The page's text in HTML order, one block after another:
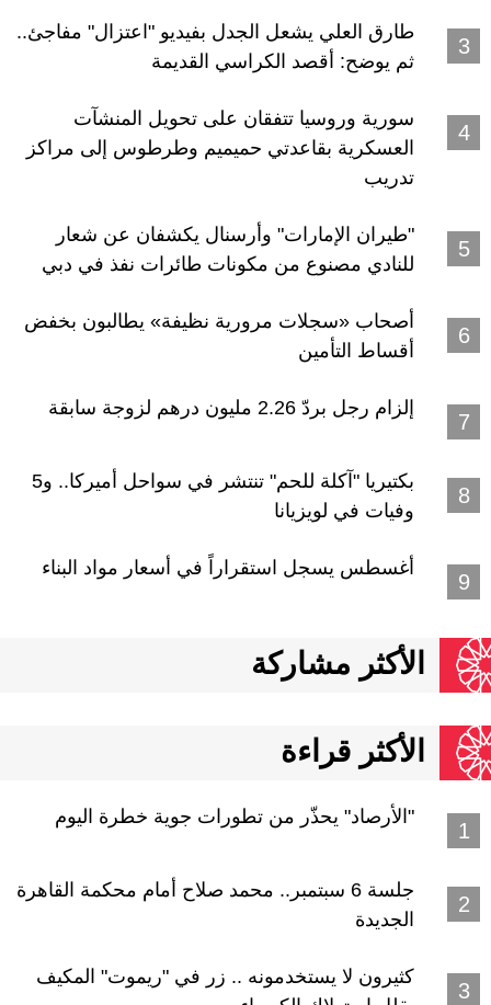
طارق العلي يشعل الجدل بفيديو "اعتزال" مفاجئ..
ثم يوضح: أقصد الكراسي القديمة
سورية وروسيا تتفقان على تحويل المنشآت
العسكرية بقاعدتي حميميم وطرطوس إلى مراكز
تدريب
"طيران الإمارات" وأرسنال يكشفان عن شعار
للنادي مصنوع من مكونات طائرات نفذ في دبي
أصحاب «سجلات مرورية نظيفة» يطالبون بخفض
أقساط التأمين
إلزام رجل بردّ 2.26 مليون درهم لزوجة سابقة
بكتيريا "آكلة للحم" تنتشر في سواحل أميركا.. و5
وفيات في لويزيانا
أغسطس يسجل استقراراً في أسعار مواد البناء
الأكثر مشاركة
الأكثر قراءة
"الأرصاد" يحذّر من تطورات جوية خطرة اليوم
جلسة 6 سبتمبر.. محمد صلاح أمام محكمة القاهرة
الجديدة
كثيرون لا يستخدمونه .. زر في "ريموت" المكيف